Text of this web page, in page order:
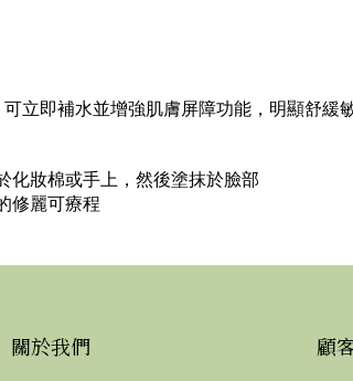
立即補水並增強肌膚屏障功能，明顯舒
化妝棉或手上，然後塗抹於臉部
修麗可療程
關於我們 顧